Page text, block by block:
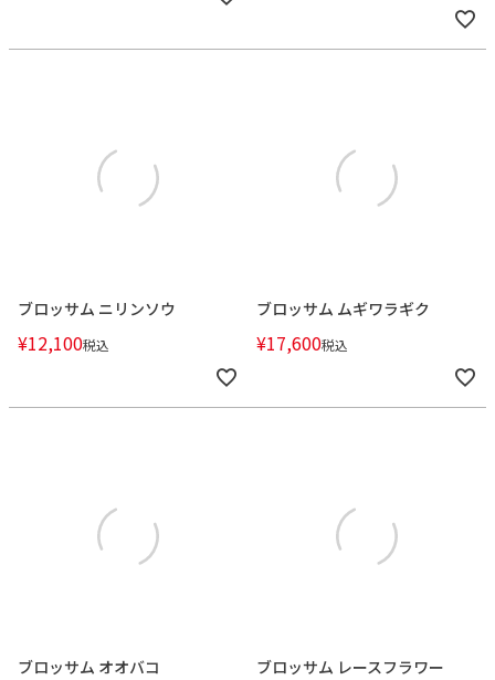
ブロッサム ニリンソウ
¥12,100税込
ブロッサム ムギワラギク
¥17,600税込
ブロッサム オオバコ ブロッサム レースフラワー